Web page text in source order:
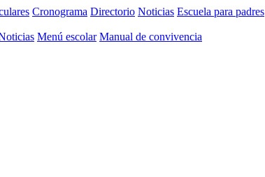
Cronograma Directorio Noticias Escuela para padres
Menú escolar Manual de convivencia